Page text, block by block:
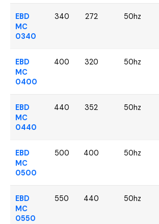
EBD
MC
0340
340 272 50hz
EBD
MC
0400
400 320 50hz
EBD
MC
0440
440 352 50hz
EBD
MC
0500
500 400 50hz
EBD
MC
0550
550 440 50hz